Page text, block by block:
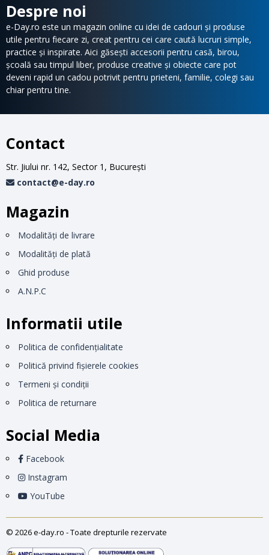
Despre noi
e-Day.ro este un magazin online cu idei de cadouri și produse
utile pentru fiecare zi, creat pentru cei care caută lucruri simple,
practice și inspirate. Aici găsești accesorii pentru casă, birou,
școală sau timpul liber, produse creative și obiecte care pot
deveni rapid un cadou potrivit pentru prieteni, familie, colegi sau
chiar pentru tine.
Contact
Str. Jiului nr. 142, Sector 1, Bucureşti
contact@e-day.ro
Magazin
Modalităţi de livrare
Modalităţi de plată
Ghid produse
A.N.P.C
Informatii utile
Politica de confidențialitate
Politică privind fișierele cookies
Termeni și condiții
Politica de returnare
Social Media
Facebook
Instagram
YouTube
© 2026 e-day.ro - Toate drepturile rezervate